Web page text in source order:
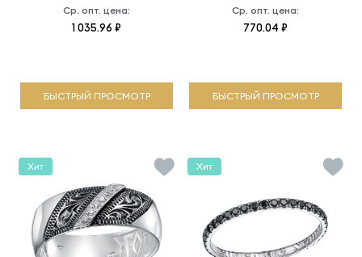
Ср. опт. цена:
1 035.96 ₽
БЫСТРЫЙ ПРОСМОТР
Ср. опт. цена:
770.04 ₽
БЫСТРЫЙ ПРОСМОТР
Хит Хит